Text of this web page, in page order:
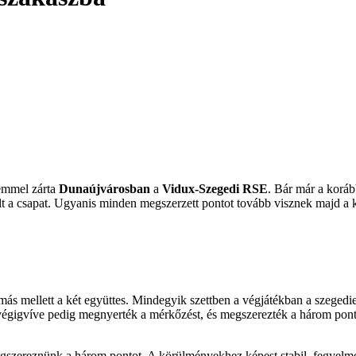
zárta Dunaújvárosban a Vidux-Szegedi RSE. Bár már a
a csapat. Ugyanis minden megszerzett pontot tovább visznek majd
mellett a két együttes. Mindegyik szettben a végjátékban a
pedig megnyerték a mérkőzést, és megszerezték a három